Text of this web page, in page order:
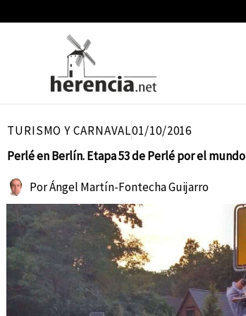
TURISMO Y CARNAVAL01/10/2016
Perlé en Berlín. Etapa 53 de Perlé por el mundo
PorÁngel Martín-Fontecha Guijarro